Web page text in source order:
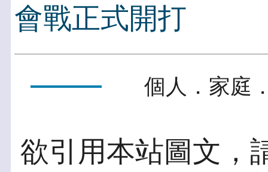
會戰正式開打
個人．家庭
欲引用本站圖文，